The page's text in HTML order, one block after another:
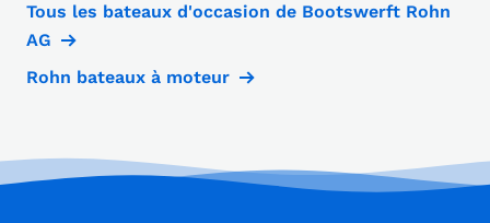
Tous les bateaux d'occasion de Bootswerft Rohn
AG
Rohn bateaux à moteur